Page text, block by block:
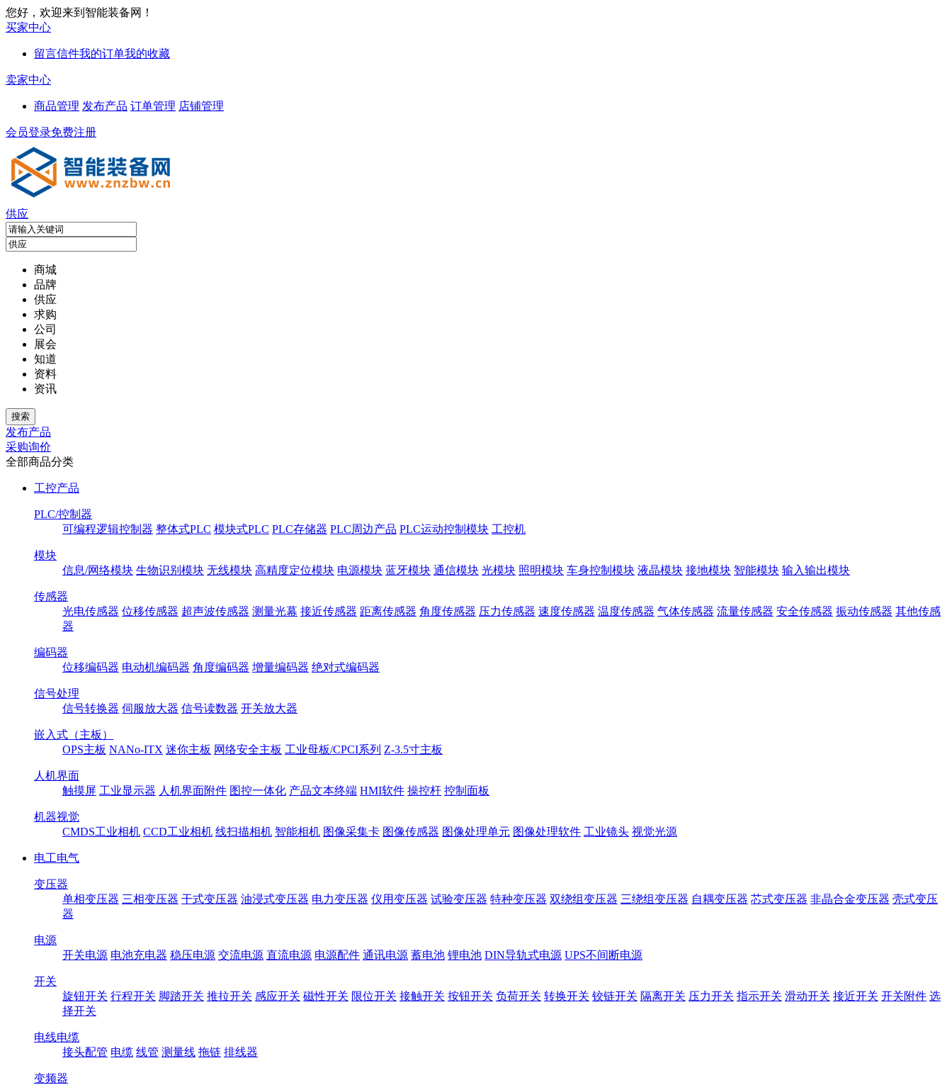
您好，欢迎来到智能装备网！
买家中心
留言信件我的订单我的收藏
卖家中心
商品管理 发布产品 订单管理 店铺管理
会员登录免费注册
供应
商城
品牌
供应
求购
公司
展会
知道
资料
资讯
发布产品
采购询价
全部商品分类
工控产品
PLC/控制器
可编程逻辑控制器 整体式PLC 模块式PLC PLC存储器 PLC周边产品 PLC运动控制模块 工控机
模块
信息/网络模块 生物识别模块 无线模块 高精度定位模块 电源模块 蓝牙模块 通信模块 光模块 照明模块 车身控制模块 液晶模块 接地模块 智能模块 输入输出模块
传感器
光电传感器 位移传感器 超声波传感器 测量光幕 接近传感器 距离传感器 角度传感器 压力传感器 速度传感器 温度传感器 气体传感器 流量传感器 安全传感器 振动传感器 其他传感
器
编码器
位移编码器 电动机编码器 角度编码器 增量编码器 绝对式编码器
信号处理
信号转换器 伺服放大器 信号读数器 开关放大器
嵌入式（主板）
OPS主板 NANo-ITX 迷你主板 网络安全主板 工业母板/CPCI系列 Z-3.5寸主板
人机界面
触摸屏 工业显示器 人机界面附件 图控一体化 产品文本终端 HMI软件 操控杆 控制面板
机器视觉
CMDS工业相机 CCD工业相机 线扫描相机 智能相机 图像采集卡 图像传感器 图像处理单元 图像处理软件 工业镜头 视觉光源
电工电气
变压器
单相变压器 三相变压器 干式变压器 油浸式变压器 电力变压器 仪用变压器 试验变压器 特种变压器 双绕组变压器 三绕组变压器 自耦变压器 芯式变压器 非晶合金变压器 壳式变压
器
电源
开关电源 电池充电器 稳压电源 交流电源 直流电源 电源配件 通讯电源 蓄电池 锂电池 DIN导轨式电源 UPS不间断电源
开关
旋钮开关 行程开关 脚踏开关 推拉开关 感应开关 磁性开关 限位开关 接触开关 按钮开关 负荷开关 转换开关 铰链开关 隔离开关 压力开关 指示开关 滑动开关 接近开关 开关附件 选
择开关
电线电缆
接头配管 电缆 线管 测量线 拖链 排线器
变频器